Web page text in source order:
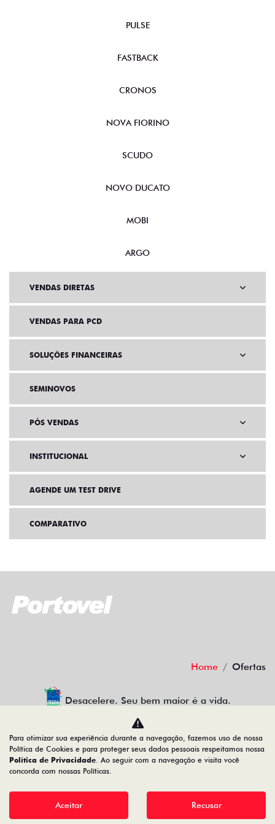
PULSE
FASTBACK
CRONOS
NOVA FIORINO
SCUDO
NOVO DUCATO
MOBI
ARGO
VENDAS DIRETAS
VENDAS PARA PCD
SOLUÇÕES FINANCEIRAS
SEMINOVOS
PÓS VENDAS
INSTITUCIONAL
AGENDE UM TEST DRIVE
COMPARATIVO
Home Ofertas
Desacelere. Seu bem maior é a vida.
PORTO SEGURO VEÍCULOS
34.200.790/0001-70
Desenvolvido pela DEALERSPACE ® Direitos Reservados.
Para otimizar sua experiência durante a navegação, fazemos uso de nossa
Política de Cookies e para proteger seus dados pessoais respeitamos nossa
Política de Privacidade. Ao seguir com a navegação e visita você
concorda com nossas Políticas.
Aceitar Recusar